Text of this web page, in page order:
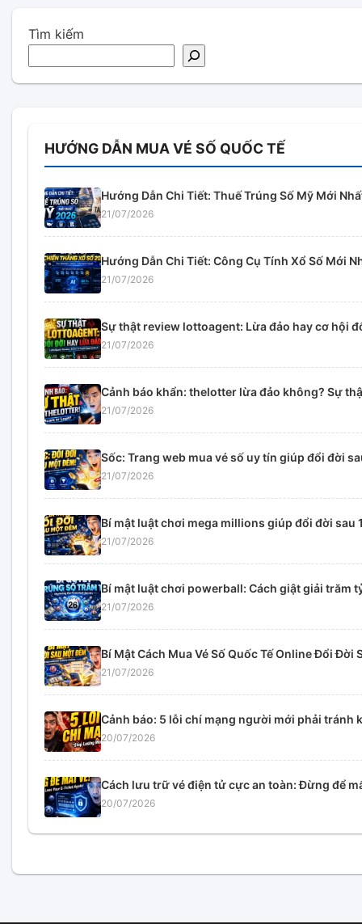
Tìm kiếm
HƯỚNG DẪN MUA VÉ SỐ QUỐC TẾ
Hướng Dẫn Chi Tiết: Thuế Trúng Số Mỹ Mới
21/07/2026
Hướng Dẫn Chi Tiết: Công Cụ Tính Xổ Số Mới
21/07/2026
Sự thật review lottoagent: Lừa đảo hay cơ hội
21/07/2026
Cảnh báo khẩn: thelotter lừa đảo không? Sự
21/07/2026
Sốc: Trang web mua vé số uy tín giúp đổi đời
21/07/2026
Bí mật luật chơi mega millions giúp đổi đời sau
21/07/2026
Bí mật luật chơi powerball: Cách giật giải trăm
21/07/2026
Bí Mật Cách Mua Vé Số Quốc Tế Online Đổi Đời
21/07/2026
Cảnh báo: 5 lỗi chí mạng người mới phải tránh
20/07/2026
Cách lưu trữ vé điện tử cực an toàn: Đừng để
20/07/2026